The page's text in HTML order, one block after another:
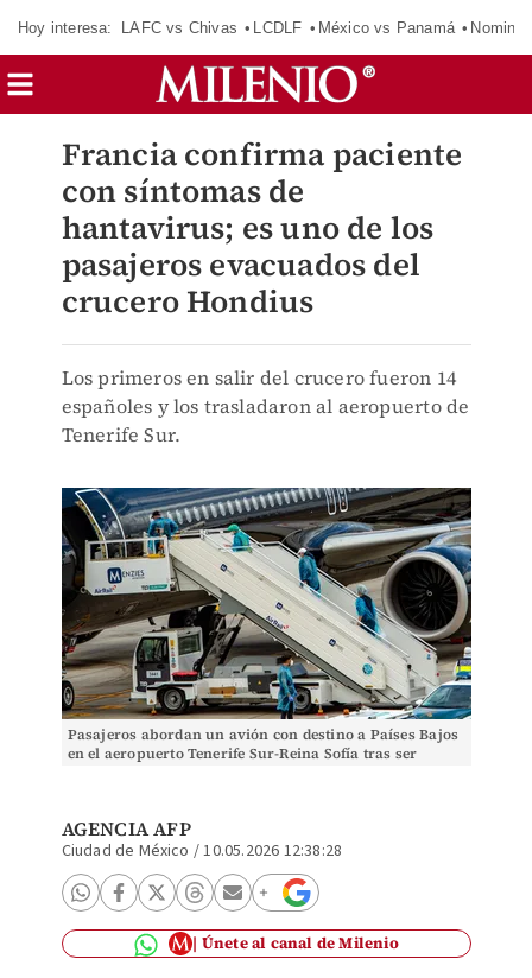
Hoy interesa: LAFC vs Chivas LCDLF México vs Panamá
Francia confirma paciente
con síntomas de
hantavirus; es uno de los
pasajeros evacuados del
crucero Hondius
Los primeros en salir del crucero fueron 14
españoles y los trasladaron al aeropuerto de
Tenerife Sur.
Pasajeros abordan un avión con destino a Países Bajos
en el aeropuerto Tenerife Sur-Reina Sofía tras ser
AGENCIA AFP
Ciudad de México /10.05.2026 12:38:28
Únete al canal de Milenio